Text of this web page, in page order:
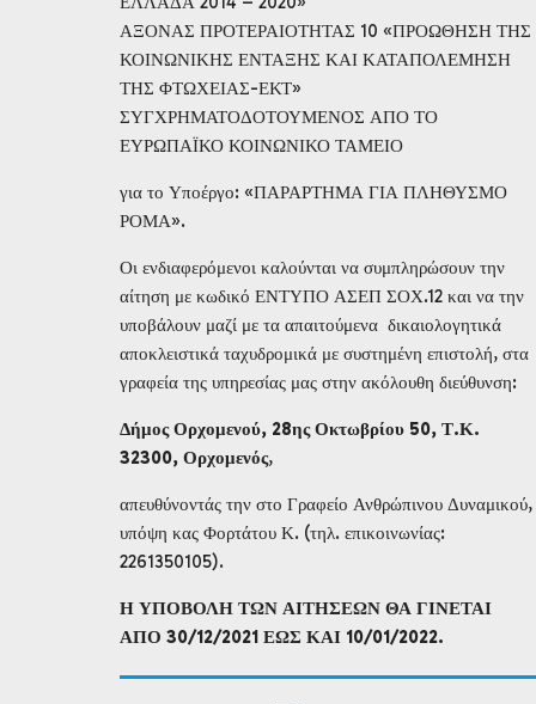
ΑΞΟΝΑΣ ΠΡΟΤΕΡΑΙΟΤΗΤΑΣ 10 «ΠΡΟΩΘΗΣΗ ΤΗΣ
ΚΟΙΝΩΝΙΚΗΣ ΕΝΤΑΞΗΣ ΚΑΙ ΚΑΤΑΠΟΛΕΜΗΣΗ
ΤΗΣ ΦΤΩΧΕΙΑΣ-ΕΚΤ»
ΣΥΓΧΡΗΜΑΤΟΔΟΤΟΥΜΕΝΟΣ ΑΠΟ ΤΟ
ΕΥΡΩΠΑΪΚΟ ΚΟΙΝΩΝΙΚΟ ΤΑΜΕΙΟ
για το Υποέργο: «ΠΑΡΑΡΤΗΜΑ ΓΙΑ ΠΛΗΘΥΣΜΟ
ΡΟΜΑ».
Οι ενδιαφερόμενοι καλούνται να συμπληρώσουν την
αίτηση με κωδικό ΕΝΤΥΠΟ ΑΣΕΠ ΣΟΧ.12 και να την
υποβάλουν μαζί με τα απαιτούμενα δικαιολογητικά
αποκλειστικά ταχυδρομικά με συστημένη επιστολή, στα
γραφεία της υπηρεσίας μας στην ακόλουθη διεύθυνση:
Δήμος Ορχομενού, 28ης Οκτωβρίου 50, Τ.Κ.
32300, Ορχομενός,
απευθύνοντάς την στο Γραφείο Ανθρώπινου Δυναμικού,
υπόψη κας Φορτάτου Κ. (τηλ. επικοινωνίας:
2261350105).
Η ΥΠΟΒΟΛΗ ΤΩΝ ΑΙΤΗΣΕΩΝ ΘΑ ΓΙΝΕΤΑΙ
ΑΠΟ 30/12/2021 ΕΩΣ ΚΑΙ 10/01/2022.